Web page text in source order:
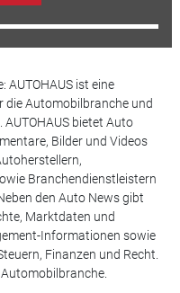
ist eine
Automobilbranche und
bietet Auto
Bilder und Videos
Branchendienstleistern
den Auto News gibt
Marktdaten und
Informationen sowie
Finanzen und Recht.